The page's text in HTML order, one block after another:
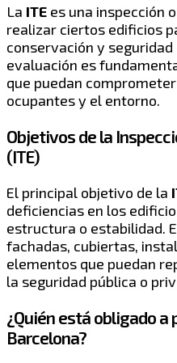
La ITE es una inspección
realizar ciertos edificios
conservación y
evaluación es
que puedan
ocupantes y el entorno.
Objetivos de la
(ITE)
El principal objetivo de la
deficiencias en los
estructura o estabilidad.
fachadas, cubiertas,
elementos que puedan
la seguridad pública o
¿Quién está obligado a
Barcelona?